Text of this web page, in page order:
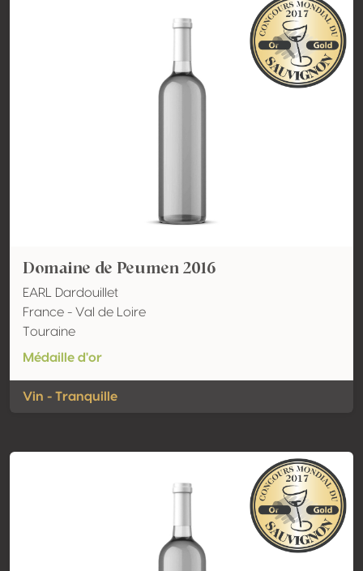
Domaine de Peumen 2016
EARL Dardouillet
France - Val de Loire
Touraine
Médaille d'or
Vin - Tranquille